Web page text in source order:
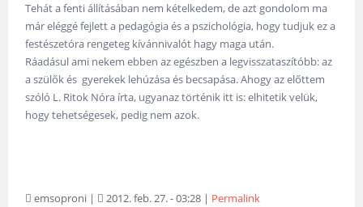
Tehát a fenti állításában nem kételkedem, de azt gondolom ma
már eléggé fejlett a pedagógia és a pszichológia, hogy tudjuk ez a
festészetóra rengeteg kívánnivalót hagy maga után.
Ráadásul ami nekem ebben az egészben a legvisszataszítóbb: az
a szülők és gyerekek lehúzása és becsapása. Ahogy az előttem
szóló L. Ritok Nóra írta, ugyanaz történik itt is: elhitetik velük,
hogy tehetségesek, pedig nem azok.
emsoproni | 2012. feb. 27. - 03:28 | Permalink